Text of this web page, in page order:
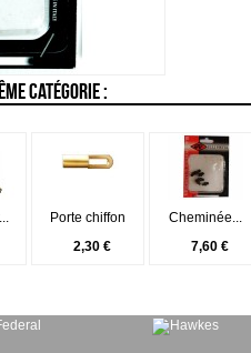
CATÉGORIE :
Porte chiffon
2,30 €
Cheminée...
7,60 €